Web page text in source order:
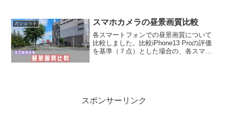
や古い機種にはなりますが、カメラのハ
ード...
ガジェット スマホカメラの昼景画質比較
各スマートフォンでの昼景画質について
比較しました。比較iPhone13 Proの評価
を基準（７点）とした場合の、各スマホ
スポンサーリンク